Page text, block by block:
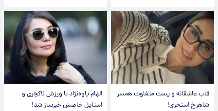
قاب عاشقانه و پست متفاوت همسر
شاهرخ استخری!
الهام پاوه‌نژاد با ورزش لاکچری و
استایل خاصش خبرساز شد!